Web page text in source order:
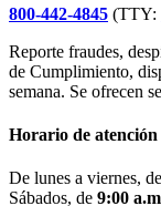
800-442-4845 (TTY:
Reporte fraudes,
de Cumplimiento,
semana. Se ofrecen
Horario de atención
De lunes a viernes, de
Sábados, de 9:00